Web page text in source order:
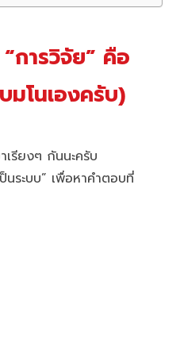
“การวิจัย” คือ
มโนเองครับ)
เรียงๆ กันนะครับ
นระบบ” เพื่อหาคำตอบที่